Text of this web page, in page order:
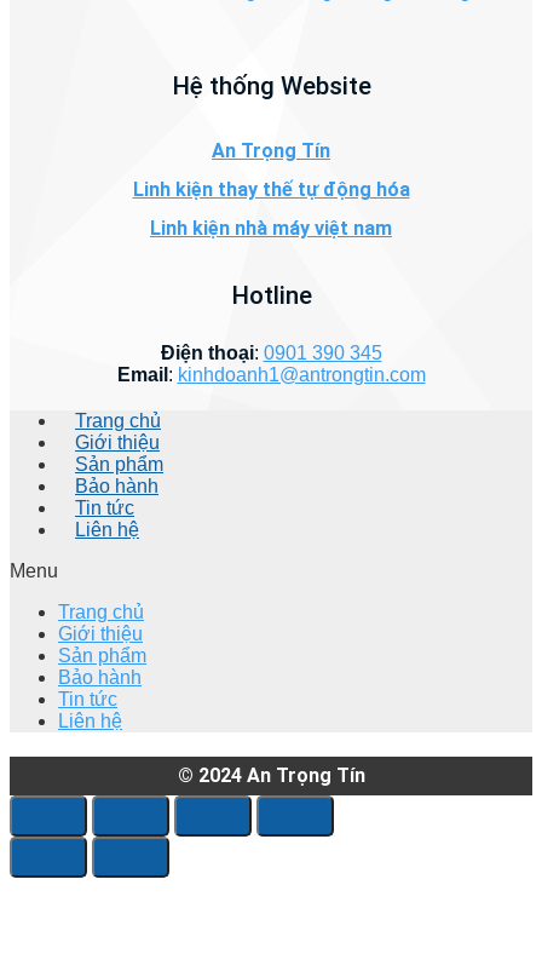
Hệ thống Website
An Trọng Tín
Linh kiện thay thế tự động hóa
Linh kiện nhà máy việt nam
Hotline
Điện thoại: 0901 390 345
Email : kinhdoanh1@antrongtin.com
Trang chủ
Giới thiệu
Sản phẩm
Bảo hành
Tin tức
Liên hệ
Menu
Trang chủ
Giới thiệu
Sản phẩm
Bảo hành
Tin tức
Liên hệ
© 2024 An Trọng Tín